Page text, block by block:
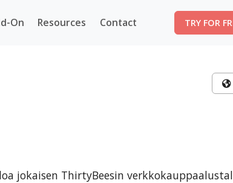
On Resources Contact TRY FOR
jokaisen ThirtyBeesin